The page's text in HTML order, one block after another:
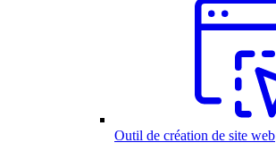
Outil de création de site web